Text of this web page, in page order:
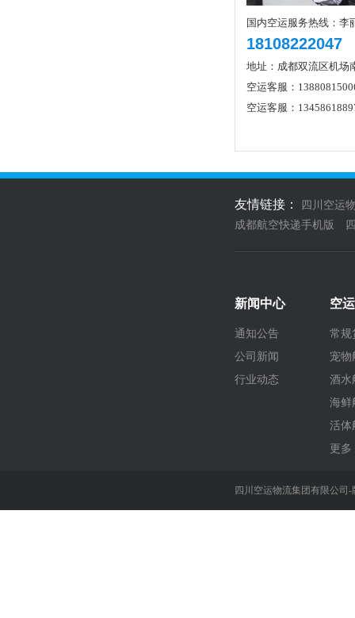
国内空运服务热线：李
18108222047
地址：成都双流区机场
空运客服：
空运客服：
友情链接：
四川空运
成都航空快递手机版
新闻中心
通知公告
公司新闻
行业动态
空
常规
宠物
酒水
海鲜
活体
更多
四川空运物流集团有限公司